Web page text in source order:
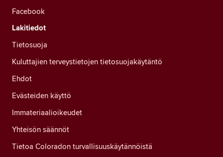
Facebook
Lakitiedot
Tietosuoja
Kuluttajien terveystietojen tietosuojakäytäntö
Ehdot
Evästeiden käyttö
Immateriaalioikeudet
Yhteisön säännöt
Tietoa Coloradon turvallisuuskäytännöistä